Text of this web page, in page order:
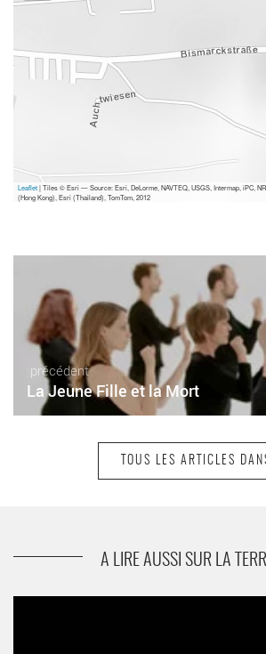
Leaflet| Tiles © Esri — Source: Esri, DeLorme, NAVTEQ, USGS, Intermap, iPC,
(Hong Kong), Esri (Thailand), TomTom, 2012
précédent
La Jeune Fille et la Mort
Petites
TOUS LES ARTICLES
A LIRE AUSSI SUR LA